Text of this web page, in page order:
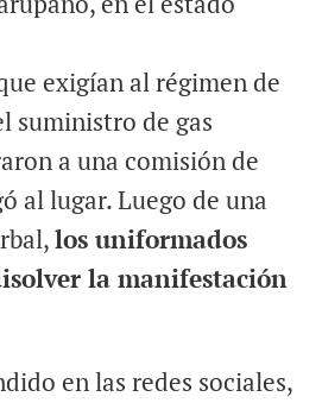
exigían al régimen de
suministro de gas
a una comisión de
al lugar. Luego de una
los uniformados
la manifestación
en las redes sociales,